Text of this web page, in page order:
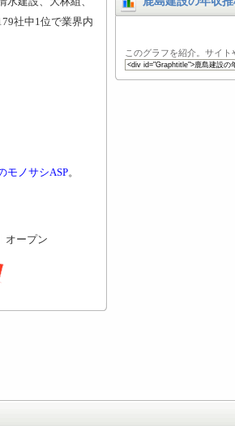
社中1位で業界内
モノサシASP。
オープン
このグラフを紹介。サイト